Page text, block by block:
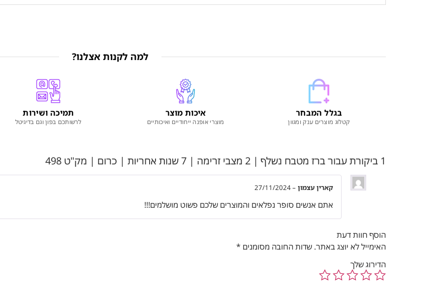
למה לקנות אצלנו?
בגלל המבחר
קטלוג מוצרים ענק ומגוון
איכות מוצר
מוצרי אופנה ייחודיים ואיכותיים
תמיכה ושירות
לרשותכם בפון וגם בדיגיטל
1 ביקורת עבור ברז מטבח נשלף | 2 מצבי זרימה | 7 שנות אחריות | כרום | מק"ט 498
קארין עצמון –
27/11/2024
אתם אנשים סופר נפלאים והמוצרים שלכם פשוט מושלמים!!!
הוסף חוות דעת
האימייל לא יוצג באתר. שדות החובה מסומנים *
הדירוג שלך